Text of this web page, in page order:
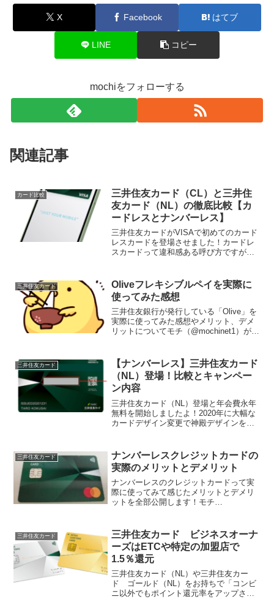
X Facebook はてブ
LINE コピー
mochiをフォローする
関連記事
カード比較
三井住友カード（CL）と三井住
友カード（NL）の徹底比較【カ
ードレスとナンバーレス】
三井住友カードがVISAで初めてのカード
レスカードを登場させました！カードレ
スカードって違和感ある呼び方ですが、
利用だったり、スマホに登録して決済利
用をしていましたよね...
三井住友カード
Oliveフレキシブルペイを実際に
使ってみた感想
三井住友銀行が発行している「Olive」を
実際に使ってみた感想やメリット、デメ
リットについてモチ（@mochinet1）がわ
ッシュカード・Vポイント管理を統合した
アプリ...
三井住友カード
【ナンバーレス】三井住友カード
（NL）登場！比較とキャンペー
ン内容
三井住友カード（NL）登場と年会費永年
無料を開始しましたよ！2020年に大幅な
カードデザイン変更で神殿デザインを一
らには新規申し込みキャンペーンもかな
ーりお得なもの...
三井住友カード
ナンバーレスクレジットカードの
実際のメリットとデメリット
ナンバーレスのクレジットカードって実
際に使ってみて感じたメリットとデメリ
ットを全部公開します！モチ
では完全年会費無料の三井住友カード
（NL）が登場して徐々に浸...
三井住友カード
三井住友カード ビジネスオーナ
ーズはETCや特定の加盟店で
1.5％還元
三井住友カード（NL）や三井住友カー
ド ゴールド（NL）をお持ちで「コンビ
ニ以外でもポイント還元率をアップさせ